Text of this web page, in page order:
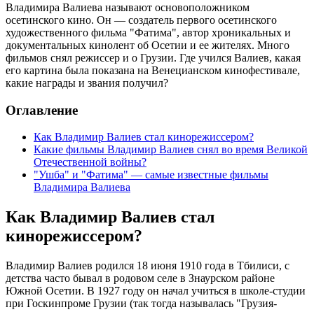
Владимира Валиева называют основоположником
осетинского кино. Он — создатель первого осетинского
художественного фильма "Фатима", автор хроникальных и
документальных кинолент об Осетии и ее жителях. Много
фильмов снял режиссер и о Грузии. Где учился Валиев, какая
его картина была показана на Венецианском кинофестивале,
какие награды и звания получил?
Оглавление
Как Владимир Валиев стал кинорежиссером?
Какие фильмы Владимир Валиев снял во время Великой
Отечественной войны?
"Ушба" и "Фатима" — самые известные фильмы
Владимира Валиева
Как Владимир Валиев стал
кинорежиссером?
Владимир Валиев родился 18 июня 1910 года в Тбилиси, с
детства часто бывал в родовом селе в Знаурском районе
Южной Осетии. В 1927 году он начал учиться в школе-студии
при Госкинпроме Грузии (так тогда называлась "Грузия-